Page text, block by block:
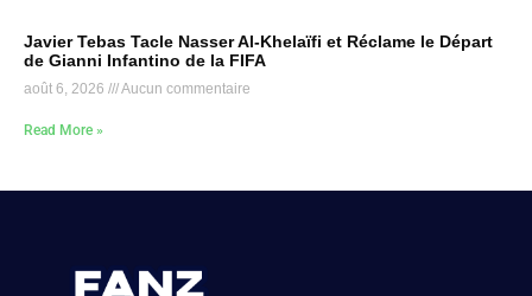
Javier Tebas Tacle Nasser Al-Khelaïfi et Réclame le Départ
de Gianni Infantino de la FIFA
août 6, 2026 Aucun commentaire
Read More »